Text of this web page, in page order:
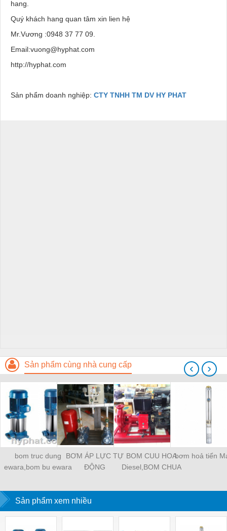
hang.
Quý khách hang quan tâm xin lien hệ
Mr.Vương :0948 37 77 09.
Email:vuong@hyphat.com
http://hyphat.com
Sản phẩm doanh nghiệp: CTY TNHH TM DV HY PHAT
Sản phẩm cùng nhà cung cấp
bom truc dung
ewara,bom bu ewara
BƠM ÁP LỰC TỰ
ĐỘNG
BOM CUU HOA
Diesel,BOM CHUA
bơm hoả tiển
‹ ›
Sản phẩm xem nhiều